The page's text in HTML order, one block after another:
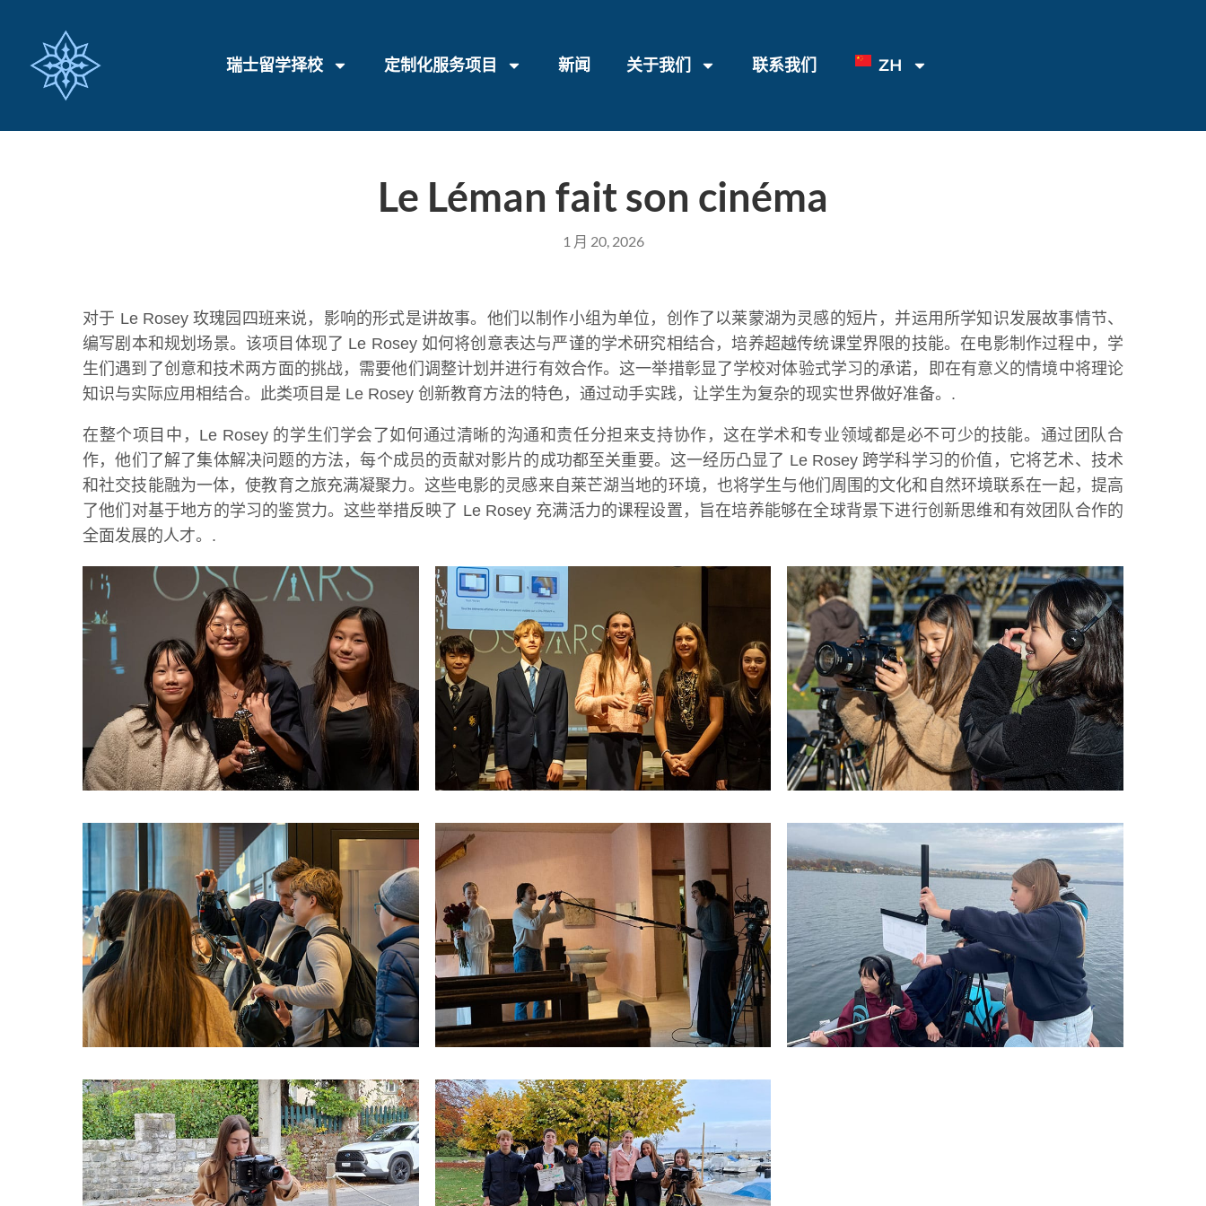
瑞士留学择校 定制化服务项目 新闻 关于我们 联系我们 ZH
Le Léman fait son cinéma
1 月 20, 2026
对于 Le Rosey 玫瑰园四班来说，影响的形式是讲故事。他们以制作小组为单位，创作了以莱蒙湖为灵感的短片，并运用所学知识发展故事情节、
编写剧本和规划场景。该项目体现了 Le Rosey 如何将创意表达与严谨的学术研究相结合，培养超越传统课堂界限的技能。在电影制作过程中，学
生们遇到了创意和技术两方面的挑战，需要他们调整计划并进行有效合作。这一举措彰显了学校对体验式学习的承诺，即在有意义的情境中将理论
知识与实际应用相结合。此类项目是 Le Rosey 创新教育方法的特色，通过动手实践，让学生为复杂的现实世界做好准备。.
在整个项目中，Le Rosey 的学生们学会了如何通过清晰的沟通和责任分担来支持协作，这在学术和专业领域都是必不可少的技能。通过团队合
作，他们了解了集体解决问题的方法，每个成员的贡献对影片的成功都至关重要。这一经历凸显了 Le Rosey 跨学科学习的价值，它将艺术、技术
和社交技能融为一体，使教育之旅充满凝聚力。这些电影的灵感来自莱芒湖当地的环境，也将学生与他们周围的文化和自然环境联系在一起，提高
了他们对基于地方的学习的鉴赏力。这些举措反映了 Le Rosey 充满活力的课程设置，旨在培养能够在全球背景下进行创新思维和有效团队合作的
全面发展的人才。.